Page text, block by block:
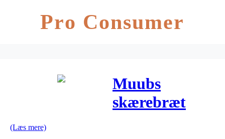
Pro Consumer
Muubs
skærebræt
(Læs mere)